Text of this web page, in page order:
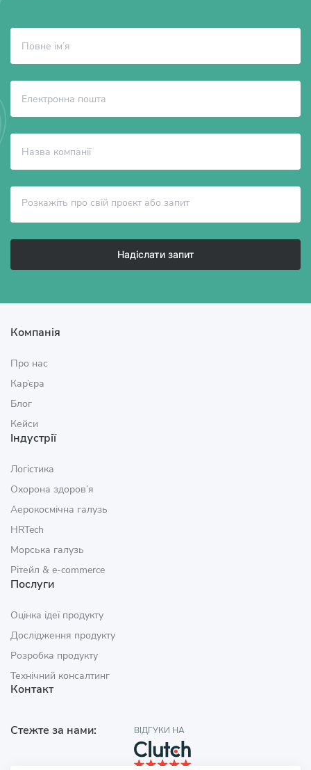
Надіслати запит
Компанія
Про нас
Кар’єра
Блог
Кейси
Індустрії
Логістика
Охорона здоров’я
Аерокосмічна галузь
HRTech
Морська галузь
Рітейл & e‑commerce
Послуги
Оцінка ідеї продукту
Дослідження продукту
Розробка продукту
Технічний консалтинг
Контакт
Стежте за нами: ВІДГУКИ НА